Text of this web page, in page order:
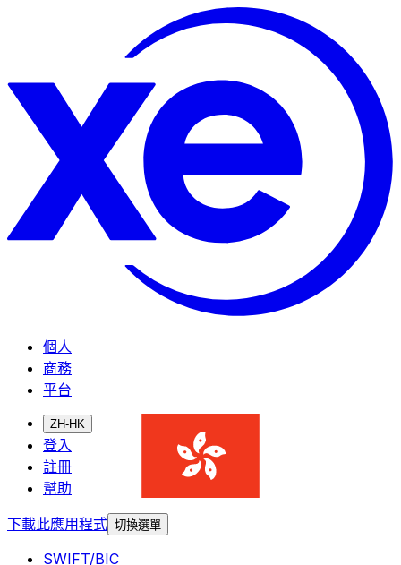
個人
商務
平台
ZH-HK
登入
註冊
幫助
下載此應用程式 切換選單
SWIFT/BIC